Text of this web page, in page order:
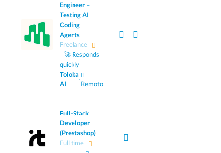
Engineer –
Testing AI
Coding
Agents
Freelance
🚀 Responds
quickly
Toloka
AI
·
Remoto
Full-Stack
Developer
(Prestashop)
Full time